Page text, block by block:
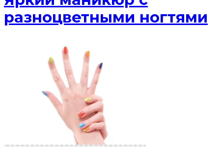
разноцветными ногтями